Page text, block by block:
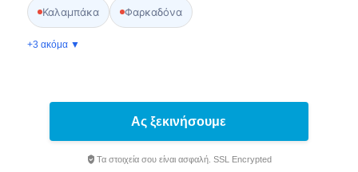
Καλαμπάκα Φαρκαδόνα
+3 ακόμα ▼
Ας ξεκινήσουμε
Τα στοιχεία σου είναι ασφαλή. SSL Encrypted